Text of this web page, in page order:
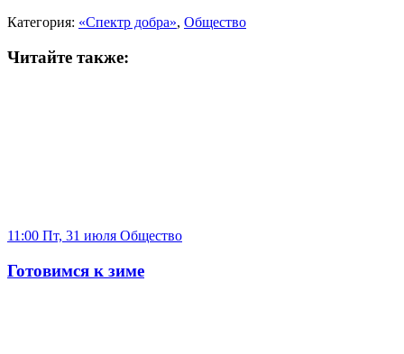
Категория: «Спектр добра», Общество
Читайте также:
11:00 Пт, 31 июля Общество
Готовимся к зиме